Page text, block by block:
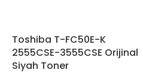
Toshiba T-FC50E-K
2555CSE-3555CSE Orijinal
Siyah Toner